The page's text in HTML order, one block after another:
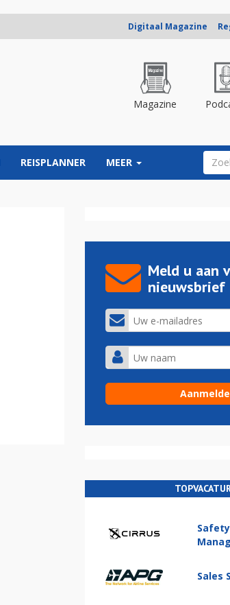
Digitaal Magazine
Magazine
REISPLANNER MEER
Meld u aan
nieuwsbrief
Sales